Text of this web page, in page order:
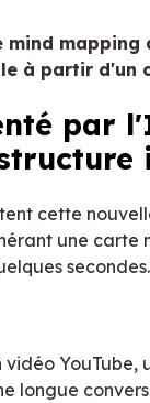
mind
à partir d'un
par
cette
une carte
secondes.
YouTube,
longue